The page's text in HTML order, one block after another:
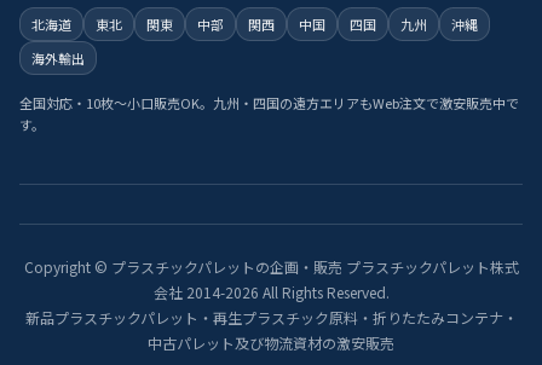
北海道 東北 関東 中部 関西 中国 四国 九州
沖縄
海外輸出
全国対応・10枚〜小口販売OK。九州・四国の遠方エリアもWeb注文で激安販売中で
す。
Copyright © プラスチックパレットの企画・販売 プラスチックパレット株式
会社 2014-2026 All Rights Reserved.
新品プラスチックパレット・再生プラスチック原料・折りたたみコンテナ・
中古パレット及び物流資材の激安販売